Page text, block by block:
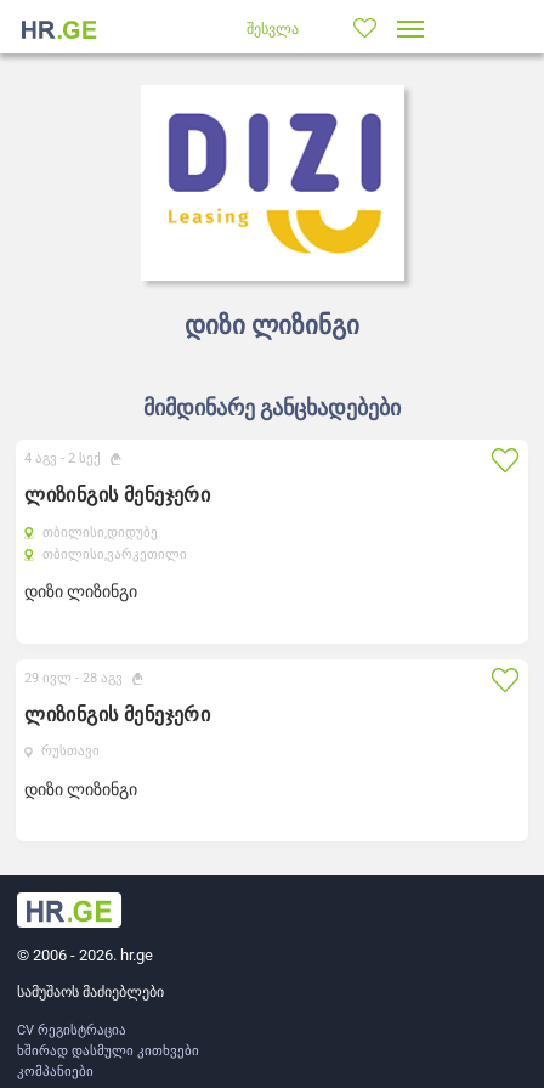
შესვლა
დიზი ლიზინგი
მიმდინარე განცხადებები
ლიზინგის მენეჯერი
თბილისი,დიდუბე
თბილისი, ვარკეთილი
დიზი ლიზინგი
4 აგვ -2 სექ
ლიზინგის მენეჯერი
რუსთავი
დიზი ლიზინგი
29 ივლ -28 აგვ
© 2006 - 2026. hr.ge
სამუშაოს მაძიებლები
CV რეგისტრაცია
ხშირად დასმული კითხვები
კომპანიები